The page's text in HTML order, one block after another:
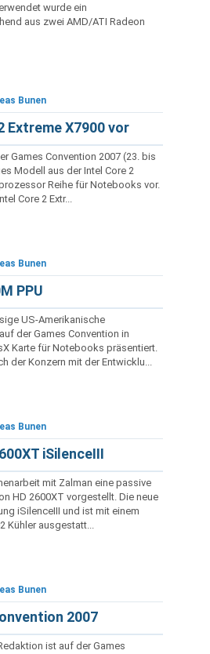
wurde ein
aus zwei AMD/ATI Radeon
Bunen
X7900 vor
Games Convention 2007 (23. bis
Modell aus der Intel Core 2
Reihe für Notebooks vor.
Core 2 Extr...
Bunen
PPU
US-Amerikanische
der Games Convention in
Karte für Notebooks präsentiert.
der Konzern mit der Entwicklu...
Bunen
iSilenceIII
mit Zalman eine passive
HD 2600XT vorgestellt. Die neue
iSilenceIII und ist mit einem
Kühler ausgestatt...
Bunen
2007
ist auf der Games